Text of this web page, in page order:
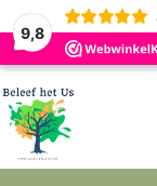
9,8
Ga
naar
de
inhoud